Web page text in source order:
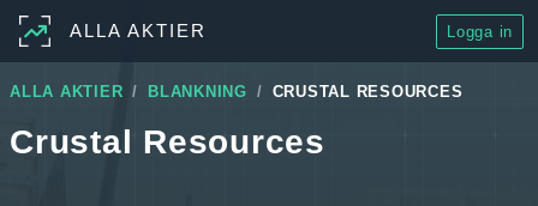
ALLA AKTIER Logga in
ALLA AKTIER BLANKNING CRUSTAL RESOURCES
Crustal Resources